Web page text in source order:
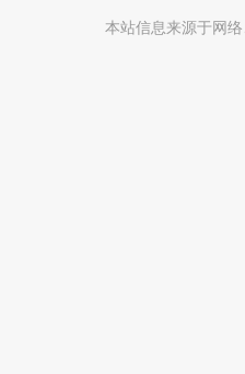
本站信息来源于网